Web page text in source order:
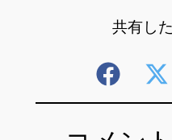
共有し